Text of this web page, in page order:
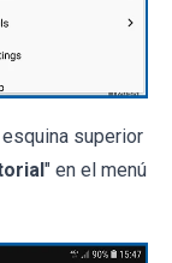
superior
" en el menú